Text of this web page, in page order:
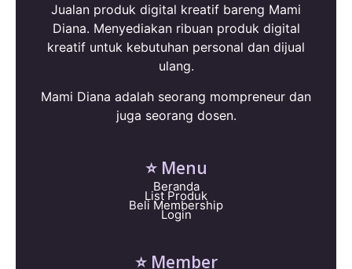
Jualan produk digital kreatif bareng Mami
Diana. Menyediakan ribuan produk digital
kreatif untuk kebutuhan personal dan dijual
ulang.
Mami Diana adalah seorang mompreneur dan
juga seorang dosen.
⭐ Menu
Beranda
List Produk
Beli Membership
Login
⭐ Member